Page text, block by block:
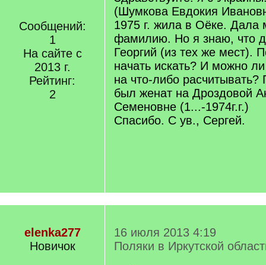
Сообщений:
1
На сайте с
2013 г.
Рейтинг:
2
(Шумкова Евдокия
1975 г. жила в Оёке. Дала
фамилию. Но я знаю, что
Георгий (из тех же мест).
начать искать? И можно
на что-либо
был женат на Дроздовой
Семеновне (1...-1974г.г.)
Спасибо. С ув., Сергей.
elenka277
Новичок
16 июля 2013 4:19
Поляки в Иркутской